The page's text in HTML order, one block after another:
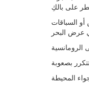
أو السباقات